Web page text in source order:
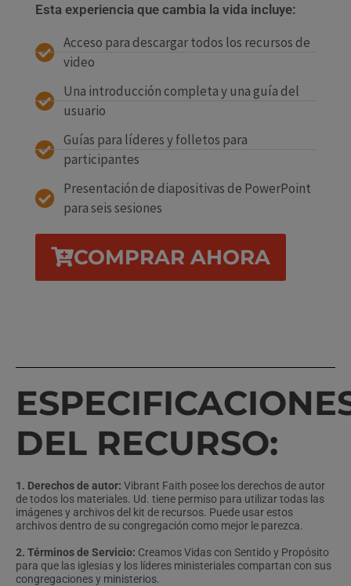
Esta experiencia que cambia la vida incluye:
Acceso para descargar todos los recursos de
video
Una introducción completa y una guía del
usuario
Guías para líderes y folletos para
participantes
Presentación de diapositivas de PowerPoint
para seis sesiones
COMPRAR AHORA
DEL RECURSO:
1. Derechos de autor: Vibrant Faith posee los derechos de autor
de todos los materiales. Ud. tiene permiso para utilizar todas las
imágenes y archivos del kit de recursos. Puede usar estos
archivos dentro de su congregación como mejor le parezca.
2. Términos de Servicio: Creamos Vidas con Sentido y Propósito
para que las iglesias y los líderes ministeriales compartan con sus
congregaciones y ministerios.